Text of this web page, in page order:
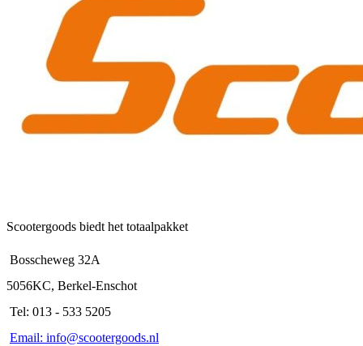
Scootergoods biedt het totaalpakket
Bosscheweg 32A
5056KC, Berkel-Enschot
Tel: 013 - 533 5205
Email: info@scootergoods.nl